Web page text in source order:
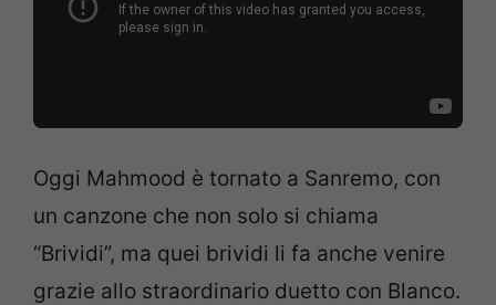
Oggi Mahmood è tornato a Sanremo, con
un canzone che non solo si chiama
“Brividi”, ma quei brividi li fa anche venire
grazie allo straordinario duetto con Blanco.